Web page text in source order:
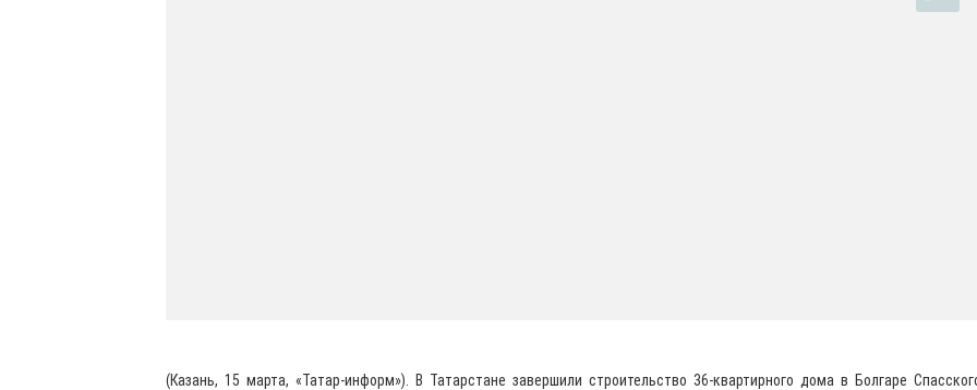
(Казань, 15 марта, «Татар-информ»). В Татарстане завершили строительство 36-квартирного дома в Болгаре